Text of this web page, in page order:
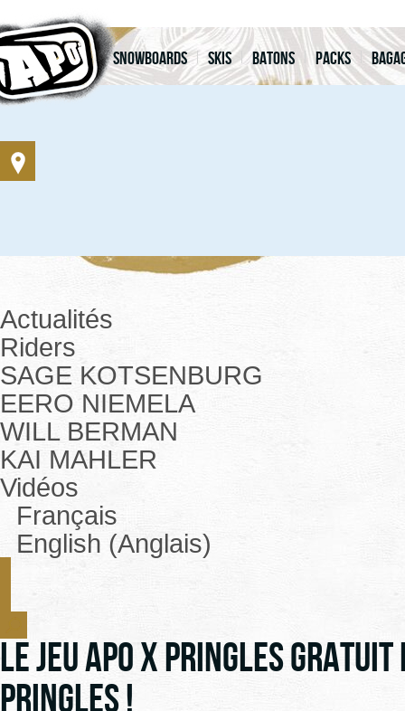
Snowboards Skis Batons Packs
Actualités
Riders
SAGE KOTSENBURG
EERO NIEMELA
WILL BERMAN
KAI MAHLER
Vidéos
Français
English (Anglais)
Le jeu APO x Pringles
Pringles !